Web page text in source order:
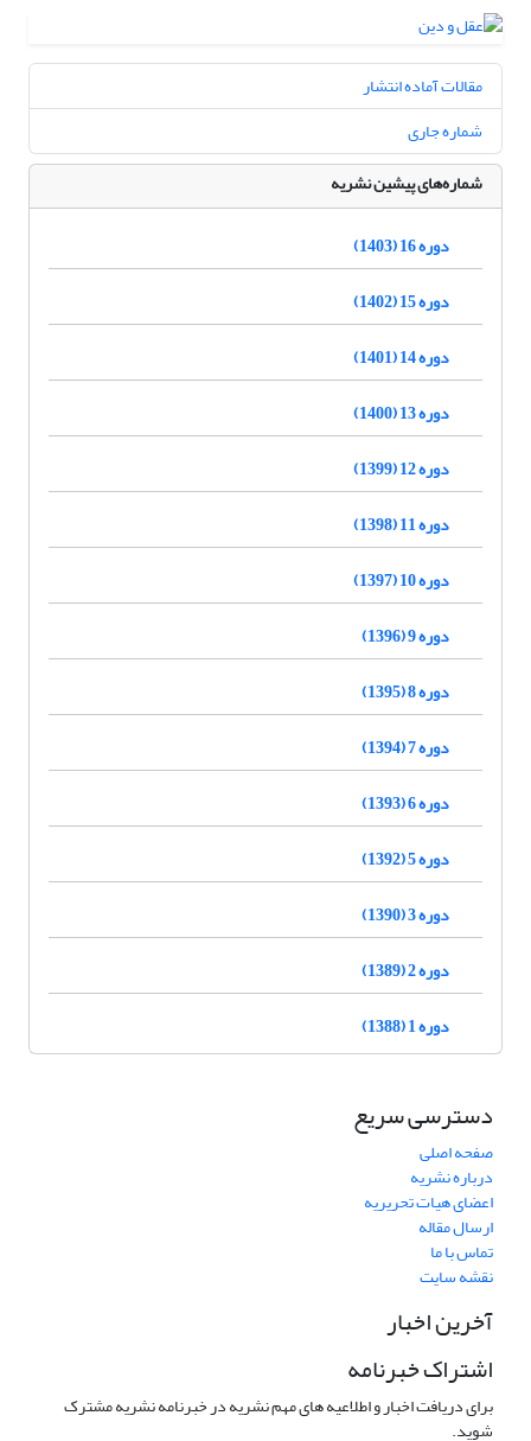
مقالات آماده انتشار
شماره جاری
شماره‌های پیشین نشریه
دوره 16 (1403)
دوره 15 (1402)
دوره 14 (1401)
دوره 13 (1400)
دوره 12 (1399)
دوره 11 (1398)
دوره 10 (1397)
دوره 9 (1396)
دوره 8 (1395)
دوره 7 (1394)
دوره 6 (1393)
دوره 5 (1392)
دوره 3 (1390)
دوره 2 (1389)
دوره 1 (1388)
دسترسی سریع
صفحه اصلی
درباره نشریه
اعضای هیات تحریریه
ارسال مقاله
تماس با ما
نقشه سایت
آخرین اخبار
اشتراک خبرنامه
برای دریافت اخبار و اطلاعیه های مهم نشریه در خبرنامه نشریه مشترک
شوید.